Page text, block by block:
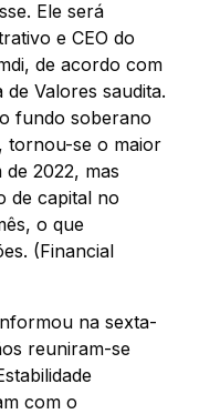
Ele será
e CEO do
de acordo com
Valores saudita.
fundo soberano
tornou-se o maior
2022, mas
de capital no
o que
(Financial
na sexta-
reuniram-se
com o